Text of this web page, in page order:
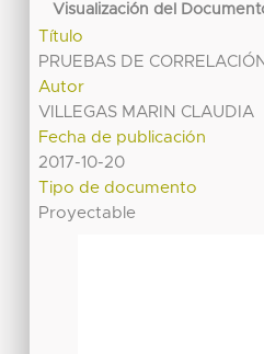
Visualización del
Título
PRUEBAS DE CORRELACIÓN
Autor
VILLEGAS MARIN CLAUDIA
Fecha de publicación
2017-10-20
Tipo de documento
Proyectable